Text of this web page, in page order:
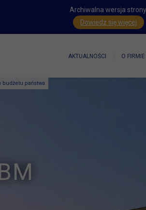
Archiwalna wersja strony.
Dowiedz się więcej
AKTUALNOŚCI O FIRMIE
państwa